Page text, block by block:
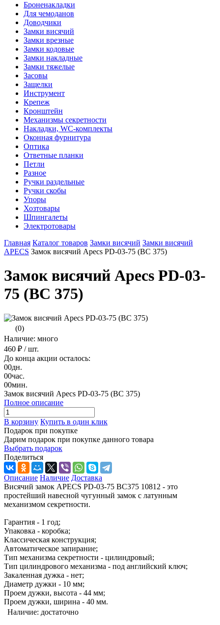
Броненакладки
Для чемоданов
Доводчики
Замки висячий
Замки врезные
Замки кодовые
Замки накладные
Замки тяжелые
Засовы
Защелки
Инструмент
Крепеж
Кронштейн
Механизмы секретности
Накладки, WC-комплекты
Оконная фурнитура
Оптика
Ответные планки
Петли
Разное
Ручки раздельные
Ручки скобы
Упоры
Хозтовары
Шпингалеты
Электротовары
Главная Каталог товаров Замки висячий Замки висячий
APECS Замок висячий Apecs PD-03-75 (ВС 375)
Замок висячий Apecs PD-03-
75 (ВС 375)
(0)
Наличие: много
460 ₽ / шт.
До конца акции осталось:
00дн.
00час.
00мин.
Замок висячий Apecs PD-03-75 (ВС 375)
Полное описание
В корзину Купить в один клик
Подарок при покупке
Дарим подарок при покупке данного товара
Выбрать подарок
Поделиться
Описание Наличие Доставка
Висячий замок APECS PD-03-75 BC375 10812 - это
простейший навесной чугунный замок с латунным
механизмом секретности.
Гарантия - 1 год;
Упаковка - коробка;
Классическая конструкция;
Автоматическое запирание;
Тип механизма секретности - цилиндровый;
Тип цилиндрового механизма - под английский ключ;
Закаленная дужка - нет;
Диаметр дужки - 10 мм;
Проем дужки, высота - 44 мм;
Проем дужки, ширина - 40 мм.
Наличие: достаточно